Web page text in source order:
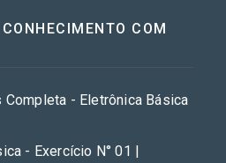
COM
- Eletrônica Básica
- Exercício N° 01 |